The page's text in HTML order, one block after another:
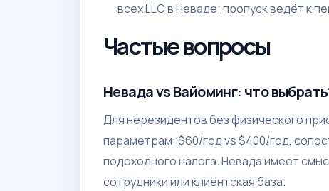
всех LLC в Неваде; пропуск ведёт к
Частые вопросы
Невада vs Вайоминг: что
Для нерезидентов без физического
параметрам: $60/год vs $400/год,
подоходного налога. Невада имеет
сотрудники или клиентская база.